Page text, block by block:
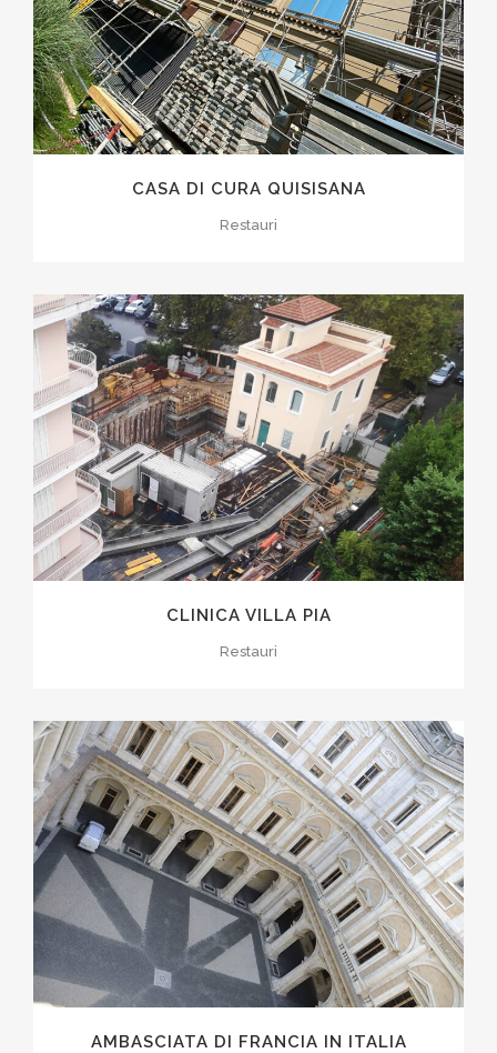
CASA DI CURA QUISISANA
Restauri
CLINICA VILLA PIA
Restauri
AMBASCIATA DI FRANCIA IN ITALIA